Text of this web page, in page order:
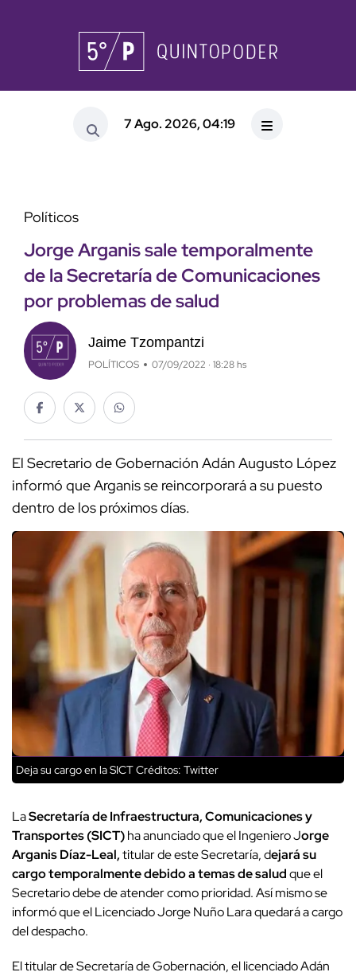
7 Ago. 2026, 04:19
Políticos
Jorge Arganis sale temporalmente
de la Secretaría de Comunicaciones
por problemas de salud
Jaime Tzompantzi
POLÍTICOS 07/09/2022 · 18:28 hs
El Secretario de Gobernación Adán Augusto López
informó que Arganis se reincorporará a su puesto
dentro de los próximos días.
Deja su cargo en la SICTCréditos: Twitter
LaSecretaría de Infraestructura, Comunicaciones y
Transportes (SICT)ha anunciado que el Ingeniero Jorge
Arganis Díaz-Leal,titular de este Secretaría, dejará su
cargo temporalmente debido a temas de saludque el
Secretario debe de atender como prioridad. Así mismo se
informó que el Licenciado Jorge Nuño Lara quedará a cargo
del despacho.
El titular de Secretaría de Gobernación, el licenciado Adán